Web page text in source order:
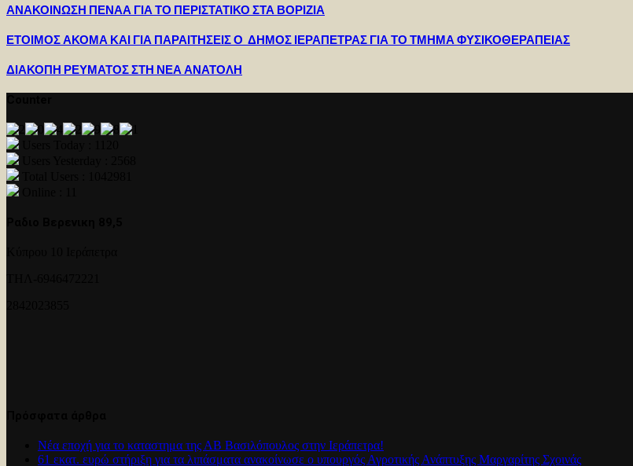
ΑΝΑΚΟΙΝΩΣΗ ΠΕΝΑΑ ΓΙΑ ΤΟ ΠΕΡΙΣΤΑΤΙΚΟ ΣΤΑ ΒΟΡΙΖΙΑ
ΕΤΟΙΜΟΣ ΑΚΟΜΑ ΚΑΙ ΓΙΑ ΠΑΡΑΙΤΗΣΕΙΣ Ο ΔΗΜΟΣ ΙΕΡΑΠΕΤΡΑΣ ΓΙΑ ΤΟ ΤΜΗΜΑ ΦΥΣΙΚΟΘΕΡΑΠΕΙΑΣ
ΔΙΑΚΟΠΗ ΡΕΥΜΑΤΟΣ ΣΤΗ ΝΕΑ ΑΝΑΤΟΛΗ
Νέα εποχή για το καταστημα της ΑΒ Βασιλόπουλος στην Ιεράπετρα!
61 εκατ. ευρώ στήριξη για τα λιπάσματα ανακοίνωσε ο υπουργός Αγροτικής Ανάπτυξης Μαργαρίτης Σχοινάς